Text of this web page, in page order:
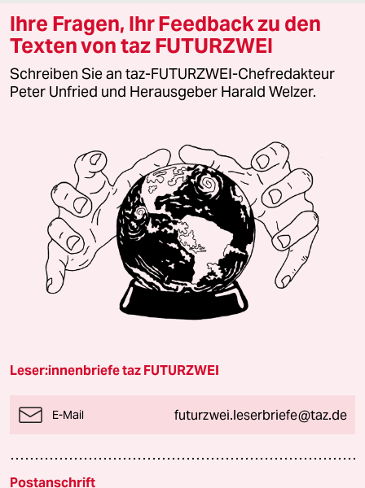
Ihre Fragen, Ihr Feedback zu den
Texten von taz FUTURZWEI
Schreiben Sie an taz-FUTURZWEI-Chefredakteur
Peter Unfried und Herausgeber Harald Welzer.
Leser:innenbriefe taz FUTURZWEI
E-Mail futurzwei.leserbriefe@taz.de
Postanschrift